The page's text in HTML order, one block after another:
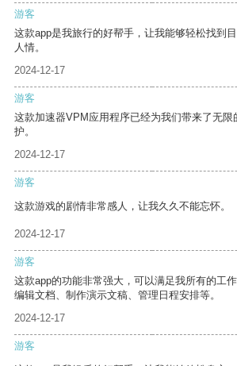
游客
这款app是我旅行的好帮手，让我能够轻松找到
人情。
2024-12-17
游客
这款加速器VPM应用程序已经为我们带来了无限
护。
2024-12-17
游客
这款游戏的剧情非常感人，让我久久不能忘怀。
2024-12-17
游客
这款app的功能非常强大，可以满足我所有的工
编辑文档、制作演示文稿、管理日程安排等。
2024-12-17
游客